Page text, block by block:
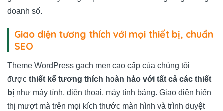
doanh số.
Giao diện tương thích với mọi thiết bị, chuẩn
SEO
Theme WordPress gạch men cao cấp của chúng tôi
được thiết kế tương thích hoàn hảo với tất cả các thiết
bị như máy tính, điện thoại, máy tính bảng. Giao diện hiển
thị mượt mà trên mọi kích thước màn hình và trình duyệt